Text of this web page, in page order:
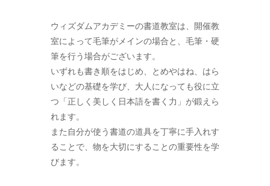
ウィズダムアカデミーの書道教室は、開催教
室によって毛筆がメインの場合と、毛筆・硬
筆を行う場合がございます。
いずれも書き順をはじめ、とめやはね、はら
いなどの基礎を学び、大人になっても役に立
つ「正しく美しく日本語を書く力」が鍛えら
れます。
また自分が使う書道の道具を丁寧に手入れす
ることで、物を大切にすることの重要性を学
びます。